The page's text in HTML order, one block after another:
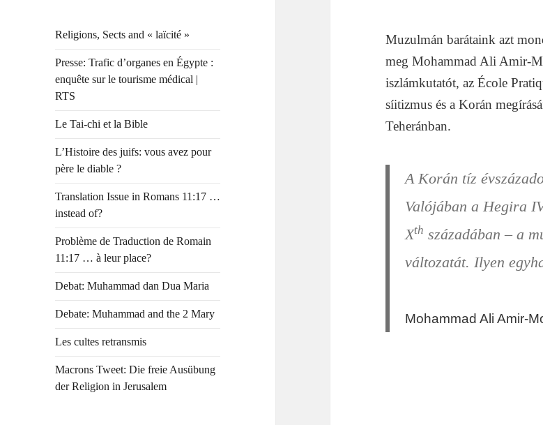
Religions, Sects and « laïcité »
Presse: Trafic d’organes en Égypte :
enquête sur le tourisme médical |
RTS
Le Tai-chi et la Bible
L’Histoire des juifs: vous avez pour
père le diable ?
Translation Issue in Romans 11:17 …
instead of?
Problème de Traduction de Romain
11:17 … à leur place?
Debat: Muhammad dan Dua Maria
Debate: Muhammad and the 2 Mary
Les cultes retransmis
Macrons Tweet: Die freie Ausübung
der Religion in Jerusalem
Muzulmán barátaink azt
meg Mohammad Ali Amir-
iszlámkutatót, az École
síitizmus és a Korán
Teheránban.
A Korán tíz
Valójában a Hegira
Xth századában – a
változatát. Ilyen
Mohammad Ali Amir-